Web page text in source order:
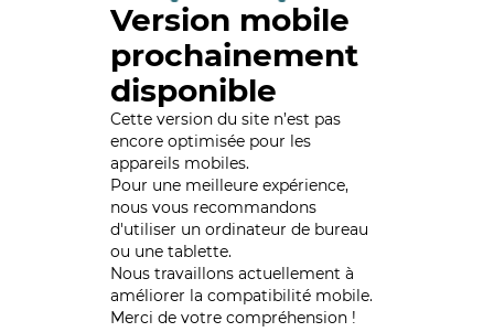
Version mobile
prochainement
disponible
Cette version du site n’est pas
encore optimisée pour les
appareils mobiles.
Pour une meilleure expérience,
nous vous recommandons
d'utiliser un ordinateur de bureau
ou une tablette.
Nous travaillons actuellement à
améliorer la compatibilité mobile.
Merci de votre compréhension !